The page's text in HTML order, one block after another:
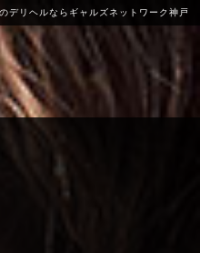
デリヘルならギャルズネットワーク神戸